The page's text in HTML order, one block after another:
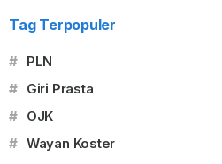
Tag Terpopuler
# PLN
# Giri Prasta
# OJK
# Wayan Koster